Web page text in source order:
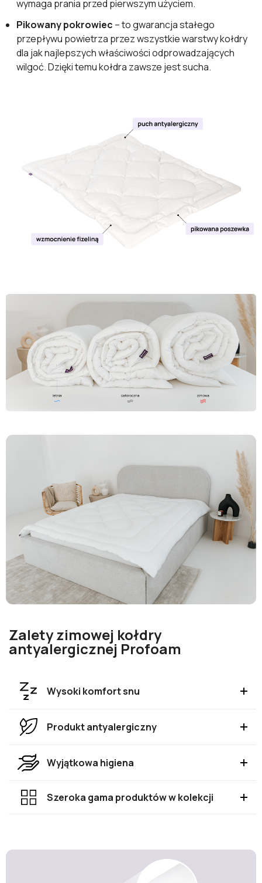
wymaga prania przed pierwszym użyciem.
Pikowany pokrowiec – to gwarancja stałego
przepływu powietrza przez wszystkie warstwy kołdry
dla jak najlepszych właściwości odprowadzających
wilgoć. Dzięki temu kołdra zawsze jest sucha.
Zalety zimowej kołdry
antyalergicznej Profoam
Wysoki komfort snu
Produkt antyalergiczny
Wyjątkowa higiena
Szeroka gama produktów w kolekcji